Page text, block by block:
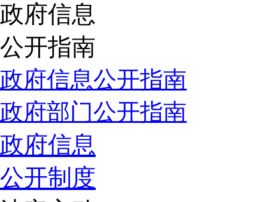
政府信息
公开指南
政府信息公开指南
政府部门公开指南
政府信息
公开制度